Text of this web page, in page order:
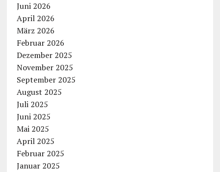
Juni 2026
April 2026
März 2026
Februar 2026
Dezember 2025
November 2025
September 2025
August 2025
Juli 2025
Juni 2025
Mai 2025
April 2025
Februar 2025
Januar 2025